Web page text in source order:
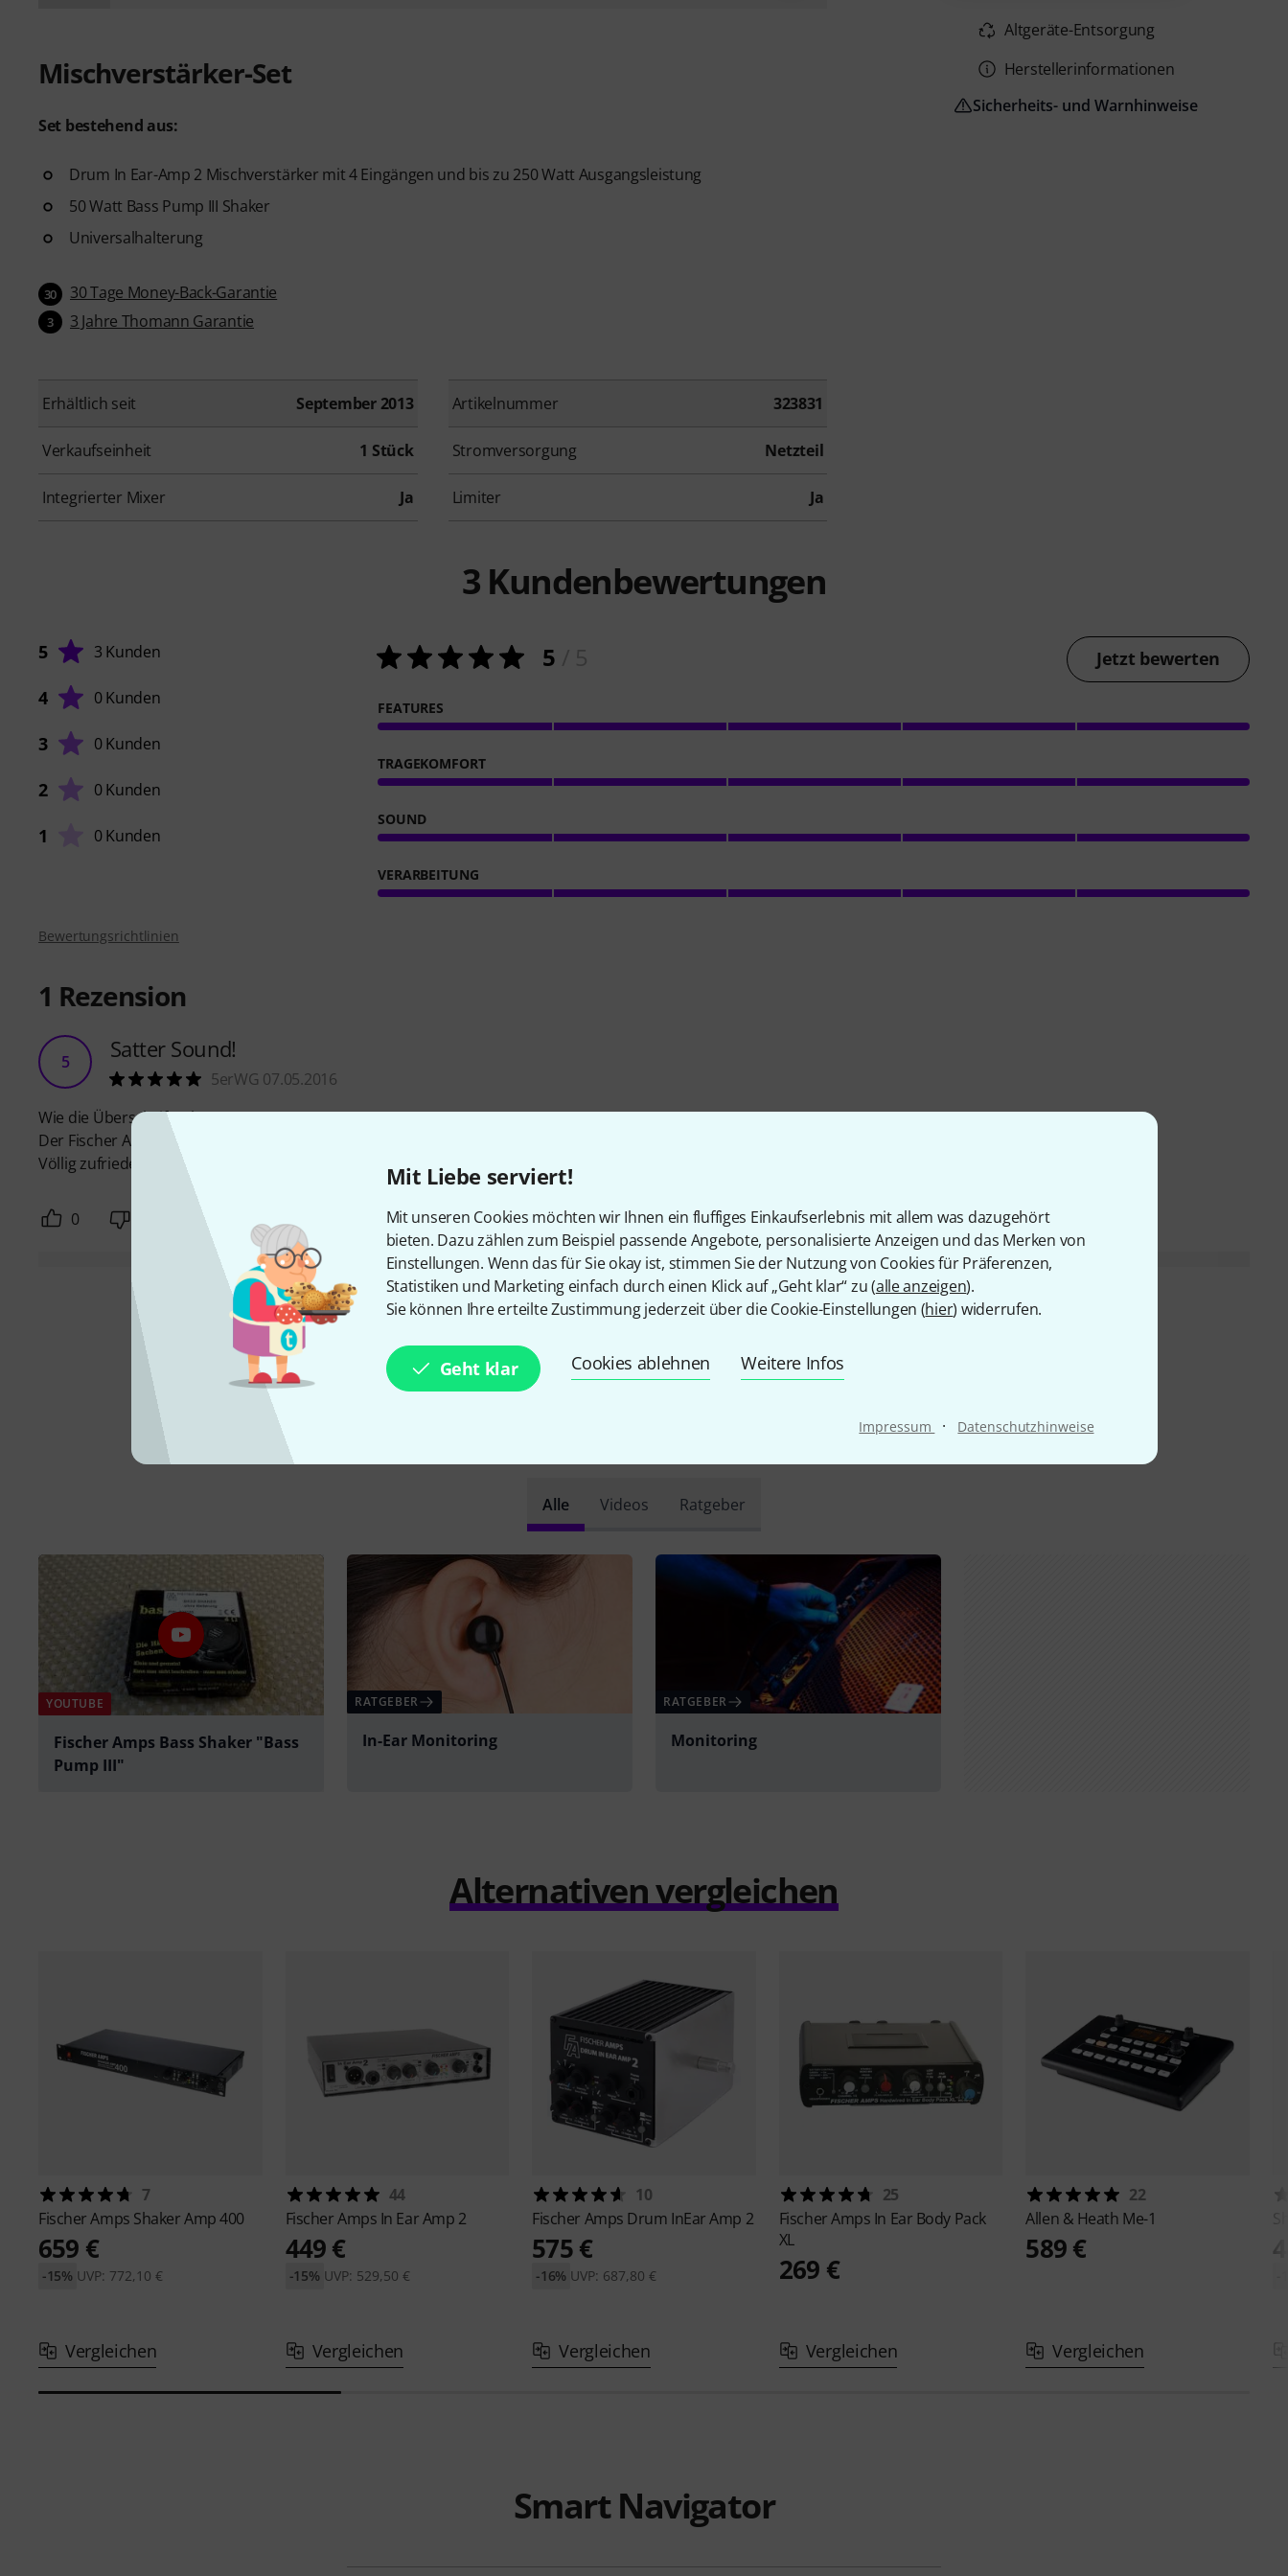
Mit Liebe serviert!
Mit unseren Cookies möchten wir Ihnen ein fluffiges Einkaufserlebnis mit allem was dazugehört
bieten. Dazu zählen zum Beispiel passende Angebote, personalisierte Anzeigen und das Merken von
Einstellungen. Wenn das für Sie okay ist, stimmen Sie der Nutzung von Cookies für Präferenzen,
Statistiken und Marketing einfach durch einen Klick auf „Geht klar“ zu (alle anzeigen).
Sie können Ihre erteilte Zustimmung jederzeit über die Cookie-Einstellungen (hier) widerrufen.
Geht klar Cookies ablehnen Weitere Infos
Impressum · Datenschutzhinweise
Mischverstärker-Set
Set bestehend aus:
Drum In Ear-Amp 2 Mischverstärker mit 4 Eingängen und bis zu 250 Watt Ausgangsleistung
50 Watt Bass Pump III Shaker
Universalhalterung
30 30 Tage Money-Back-Garantie
3 3 Jahre Thomann Garantie
Erhältlich seit September 2013 Artikelnummer 323831
Verkaufseinheit 1 Stück Stromversorgung Netzteil
Integrierter Mixer Ja Limiter Ja
Altgeräte-Entsorgung
Herstellerinformationen
Sicherheits- und Warnhinweise
3 Kundenbewertungen
5 3 Kunden
4 0 Kunden
3 0 Kunden
2 0 Kunden
1 0 Kunden
5 Jetzt bewerten
FEATURES
TRAGEKOMFORT
SOUND
VERARBEITUNG
Bewertungsrichtlinien
1 Rezension
5 Satter Sound!
5erWG 07.05.2016
Wie die Überschrift schon sagt!
Der Fischer Amp hat einen satten und guten Sound, der sich sehr gut durchsetzt.
Völlig zufrieden!
0
Alle Bewertungen lesen
Alle Videos Ratgeber
YOUTUBE
Fischer Amps Bass Shaker "Bass
Pump III"
RATGEBER
In-Ear Monitoring
RATGEBER
Monitoring
Alternativen vergleichen
7
Fischer Amps Shaker Amp 400
659 €
UVP: 772,10 €
-15%
Vergleichen
44
Fischer Amps In Ear Amp 2
449 €
UVP: 529,50 €
-15%
Vergleichen
10
Fischer Amps Drum InEar Amp 2
575 €
UVP: 687,80 €
-16%
Vergleichen
25
Fischer Amps In Ear Body Pack
XL
269 €
Vergleichen
22
Allen & Heath Me-1
589 €
Vergleichen
Smart Navigator